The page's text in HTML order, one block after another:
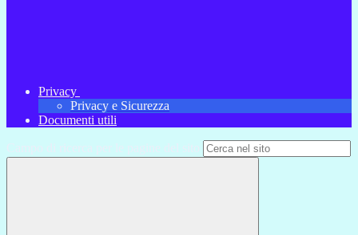
Privacy
Privacy e Sicurezza
Documenti utili
Campo di ricerca per le pagine del sito